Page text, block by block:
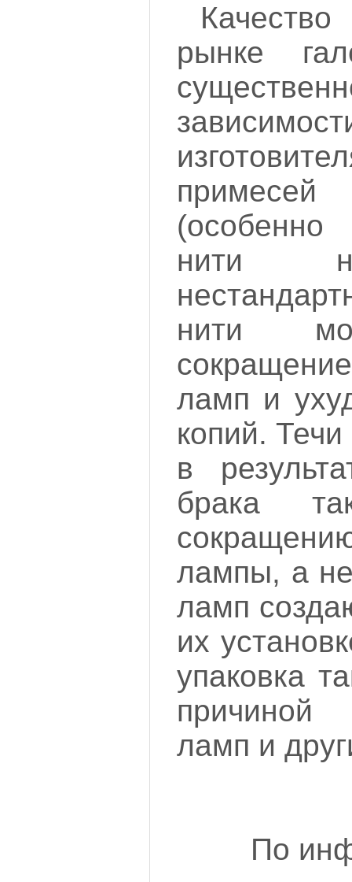
рынке
примесей
нити
нити
ламп и
копий.
в
брака
лампы, а
ламп
их
упаковка
ламп и
По